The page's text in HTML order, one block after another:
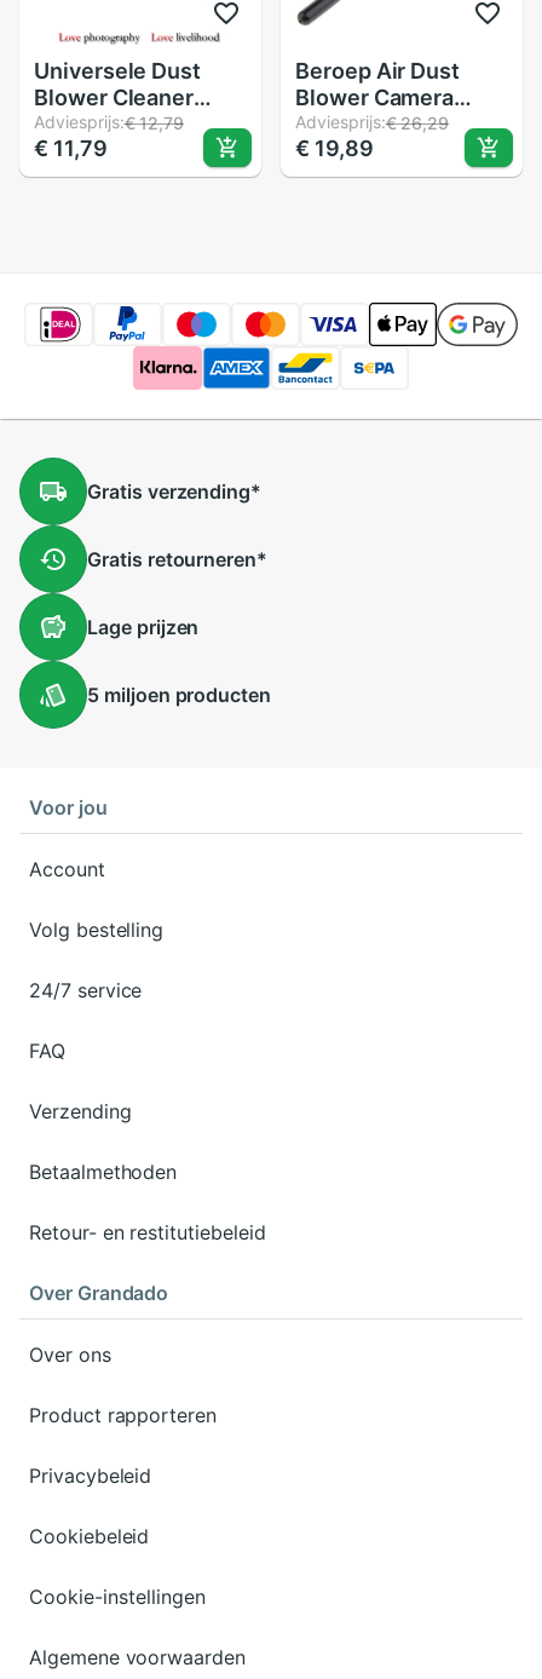
Universele Dust
Blower Cleaner
Rubber Air Blower
Pomp Dust Cleaner
DSLR Lens Cleaning
Adviesprijs:€ 12,79
€ 11,79
Beroep Air Dust
Blower Camera
Lens Rubber
Succulent Cleaning
Air Blower Kralen
Adviesprijs:€ 26,29
€ 19,89
Gratis verzending*
Gratis retourneren*
Lageprijzen
5 miljoen producten
Voor jou
Account
Volg bestelling
24/7 service
FAQ
Verzending
Betaalmethoden
Retour- en restitutiebeleid
Over Grandado
Over ons
Product rapporteren
Privacybeleid
Cookiebeleid
Cookie-instellingen
Algemene voorwaarden